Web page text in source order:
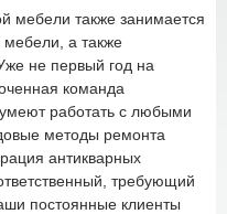
мебели также занимается
мебели, а также
не первый год на
команда
работать с любыми
методы ремонта
антикварных
требующий
постоянные клиенты